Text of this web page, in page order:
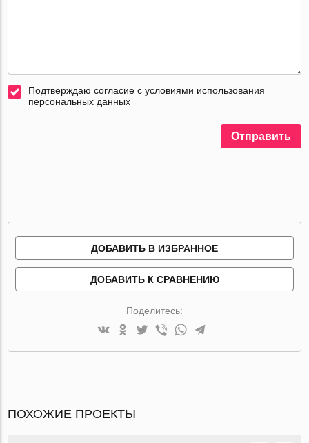
Подтверждаю согласие с условиями использования
персональных данных
Отправить
ДОБАВИТЬ В ИЗБРАННОЕ
ДОБАВИТЬ К СРАВНЕНИЮ
Поделитесь:
ПОХОЖИЕ ПРОЕКТЫ